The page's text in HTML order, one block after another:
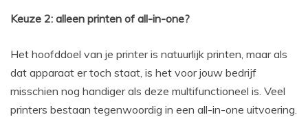
Keuze 2: alleen printen of all-in-one?
Het hoofddoel van je printer is natuurlijk printen, maar als
dat apparaat er toch staat, is het voor jouw bedrijf
misschien nog handiger als deze multifunctioneel is. Veel
printers bestaan tegenwoordig in een all-in-one uitvoering.